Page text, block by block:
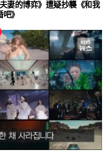
妻的博弈》遭疑抄襲《和我
》